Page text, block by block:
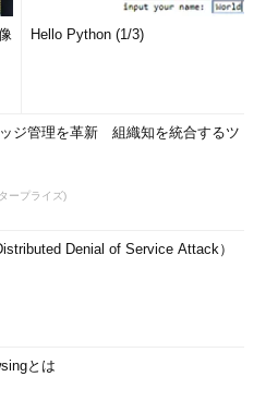
Hello Python (1/3)
ジ管理を革新 組織知を統合するツ
ープライズ)
Denial of Service Attack）
とは